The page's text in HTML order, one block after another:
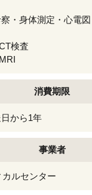
・身体測定・心電図
検査
消費期限
から1年
事業者
ルセンター